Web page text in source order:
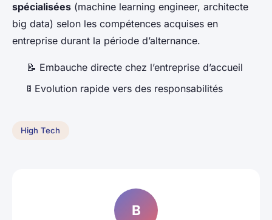
spécialisées (machine learning engineer, architecte
big data) selon les compétences acquises en
entreprise durant la période d’alternance.
📝 Embauche directe chez l’entreprise d’accueil
🚦 Evolution rapide vers des responsabilités
High Tech
B